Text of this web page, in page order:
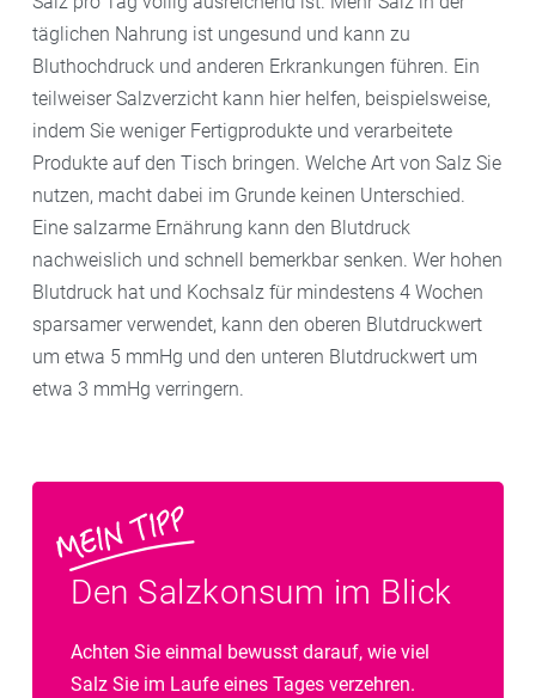
täglichen Nahrung ist ungesund und kann zu
Bluthochdruck und anderen Erkrankungen führen. Ein
teilweiser Salzverzicht kann hier helfen, beispielsweise,
indem Sie weniger Fertigprodukte und verarbeitete
Produkte auf den Tisch bringen. Welche Art von Salz Sie
nutzen, macht dabei im Grunde keinen Unterschied.
Eine salzarme Ernährung kann den Blutdruck
nachweislich und schnell bemerkbar senken. Wer hohen
Blutdruck hat und Kochsalz für mindestens 4 Wochen
sparsamer verwendet, kann den oberen Blutdruckwert
um etwa 5 mmHg und den unteren Blutdruckwert um
etwa 3 mmHg verringern.
Den Salzkonsum im Blick
Achten Sie einmal bewusst darauf, wie viel
Salz Sie im Laufe eines Tages verzehren.